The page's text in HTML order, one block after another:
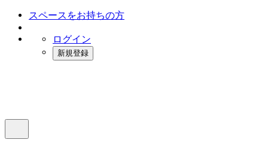
スペースをお持ちの方
ログイン
新規登録